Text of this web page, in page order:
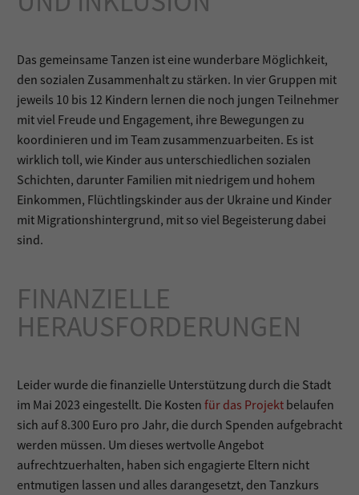
Das gemeinsame Tanzen ist eine wunderbare Möglichkeit,
den sozialen Zusammenhalt zu stärken. In vier Gruppen mit
jeweils 10 bis 12 Kindern lernen die noch jungen Teilnehmer
mit viel Freude und Engagement, ihre Bewegungen zu
koordinieren und im Team zusammenzuarbeiten. Es ist
wirklich toll, wie Kinder aus unterschiedlichen sozialen
Schichten, darunter Familien mit niedrigem und hohem
Einkommen, Flüchtlingskinder aus der Ukraine und Kinder
mit Migrationshintergrund, mit so viel Begeisterung dabei
sind.
FINANZIELLE
HERAUSFORDERUNGEN
Leider wurde die finanzielle Unterstützung durch die Stadt
im Mai 2023 eingestellt. Die Kosten für das Projekt belaufen
sich auf 8.300 Euro pro Jahr, die durch Spenden aufgebracht
werden müssen. Um dieses wertvolle Angebot
aufrechtzuerhalten, haben sich engagierte Eltern nicht
entmutigen lassen und alles darangesetzt, den Tanzkurs